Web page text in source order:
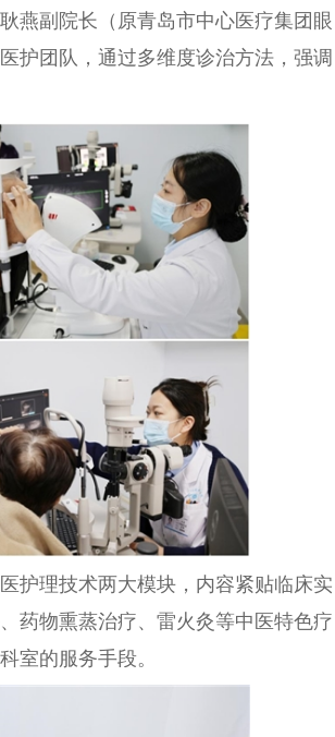
燕副院长（原青岛市中心医疗集团眼
护团队，通过多维度诊治方法，强调
护理技术两大模块，内容紧贴临床实
药物熏蒸治疗、雷火灸等中医特色疗
室的服务手段。